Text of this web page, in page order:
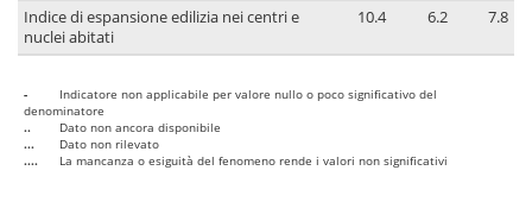
Indice di espansione edilizia nei centri e
nuclei abitati
10.4 6.2 7.8
-
Indicatore non applicabile per valore nullo o poco significativo del
denominatore
..
Dato non ancora disponibile
...
Dato non rilevato
....
La mancanza o esiguità del fenomeno rende i valori non significativi